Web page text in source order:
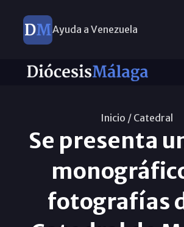
Ayuda a Venezuela
Inicio / Catedral
Se presenta
fotografías